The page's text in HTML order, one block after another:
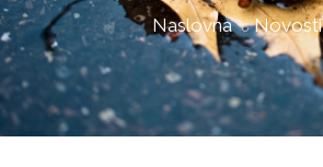
Naslovna Novosti